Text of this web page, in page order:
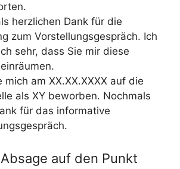
herzlichen Dank für die
zum Vorstellungsgespräch. Ich
sehr, dass Sie mir diese
mich am XX.XX.XXXX auf die
als XY beworben. Nochmals
für das informative
auf den Punkt